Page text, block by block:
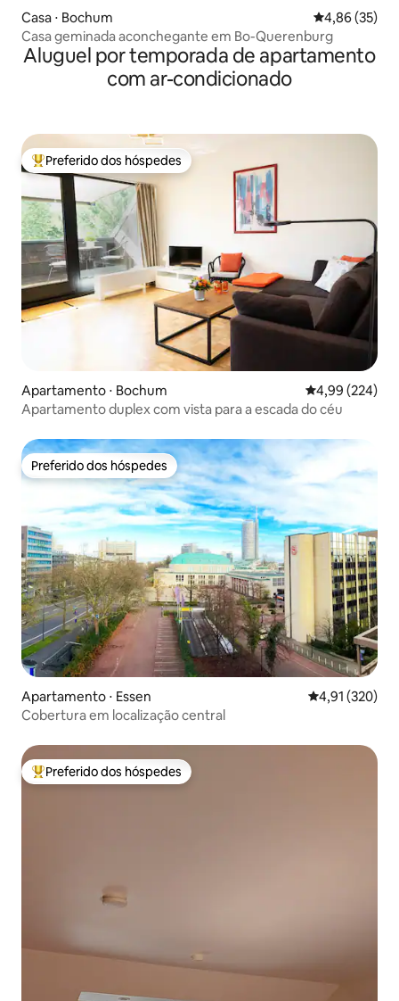
Casa ⋅ Bochum 4,86 de uma
4,86 (35)
Casa geminada aconchegante em Bo-Querenburg
Aluguel por temporada de apartamento
com ar-condicionado
Entre os melhores preferidos dos hóspedes
Preferido dos hóspedes
Apartamento ⋅ Bochum 4,99 de uma
4,99 (224)
Apartamento duplex com vista para a escada do céu
Preferido dos hóspedes
Preferido dos hóspedes
Apartamento ⋅ Essen 4,91 de uma
4,91 (320)
Cobertura em localização central
Entre os melhores preferidos dos hóspedes
Preferido dos hóspedes